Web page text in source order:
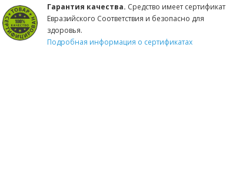
Гарантия качества. Средство имеет сертификат
Евразийского Соответствия и безопасно для
здоровья.
Подробная информация о сертификатах